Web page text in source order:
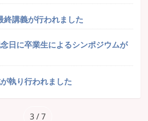
講義が行われました
日に卒業生によるシンポジウムが
執り行われました
3/ 7